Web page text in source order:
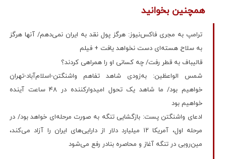
همچنین بخوانید
ترامپ به مجری فاکس‌نیوز: هرگز پول نقد به ایران نمی‌دهم/ آنها هرگز
به سلاح هسته‌ای دست نخواهد یافت + فیلم
قالیباف به قطر رفت/ چه کسانی او را همراهی کردند؟
شمس الواعظین: به‌زودی شاهد تفاهم واشنگتن-اسلام‌آباد-تهران
خواهیم بود/ ما شاهد یک تحول امیدوارکننده در ۴۸ ساعت آینده
خواهیم بود
ادعای واشنگتن پست: بازگشایی تنگه به صورت مرحله‌ای خواهد بود/ در
مرحله اول، آمریکا ۱۲ میلیارد دلار از دارایی‌های ایران را آزاد می‌کند،
مین‌روبی در تنگه آغاز و محاصره بنادر رفع می‌شود